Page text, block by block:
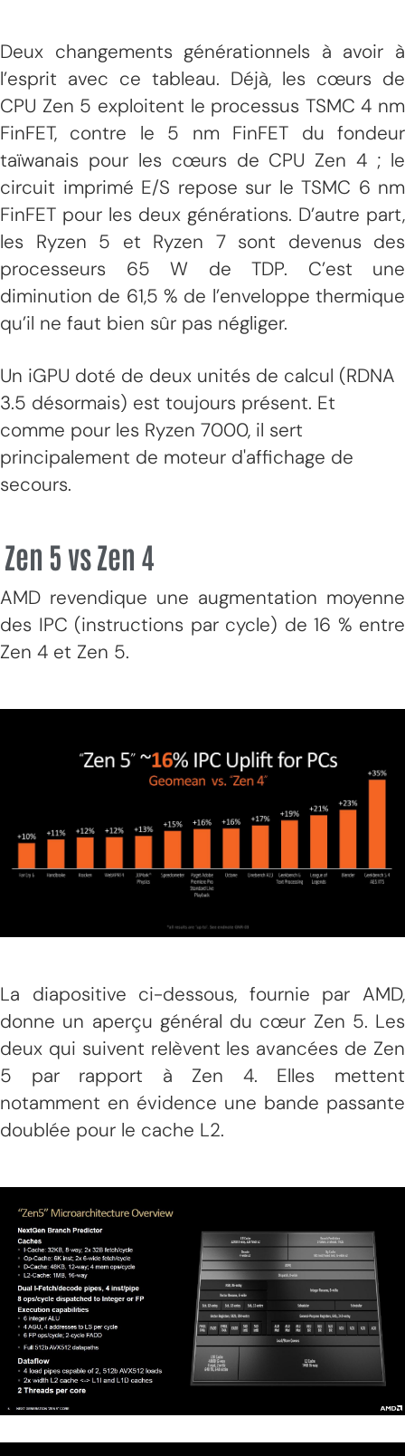
Deux changements générationnels à avoir à
l’esprit avec ce tableau. Déjà, les cœurs de
CPU Zen 5 exploitent le processus TSMC 4 nm
FinFET, contre le 5 nm FinFET du fondeur
taïwanais pour les cœurs de CPU Zen 4 ; le
circuit imprimé E/S repose sur le TSMC 6 nm
FinFET pour les deux générations. D’autre part,
les Ryzen 5 et Ryzen 7 sont devenus des
processeurs 65 W de TDP. C’est une
diminution de 61,5 % de l’enveloppe thermique
qu’il ne faut bien sûr pas négliger.
Un iGPU doté de deux unités de calcul (RDNA
3.5 désormais) est toujours présent. Et
comme pour les Ryzen 7000, il sert
principalement de moteur d'affichage de
secours.
Zen 5 vs Zen 4
AMD revendique une augmentation moyenne
des IPC (instructions par cycle) de 16 % entre
Zen 4 et Zen 5.
La diapositive ci-dessous, fournie par AMD,
donne un aperçu général du cœur Zen 5. Les
deux qui suivent relèvent les avancées de Zen
5 par rapport à Zen 4. Elles mettent
notamment en évidence une bande passante
doublée pour le cache L2.